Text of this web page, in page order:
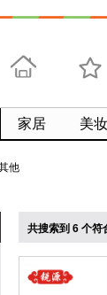
首页 收藏
家居 美妆
他
共搜索到 6 个符